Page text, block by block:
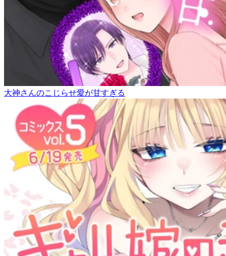
大神さんのこじらせ愛が甘すぎる